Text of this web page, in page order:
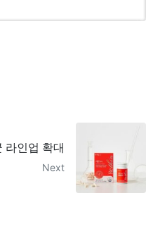
라인업 확대
Next